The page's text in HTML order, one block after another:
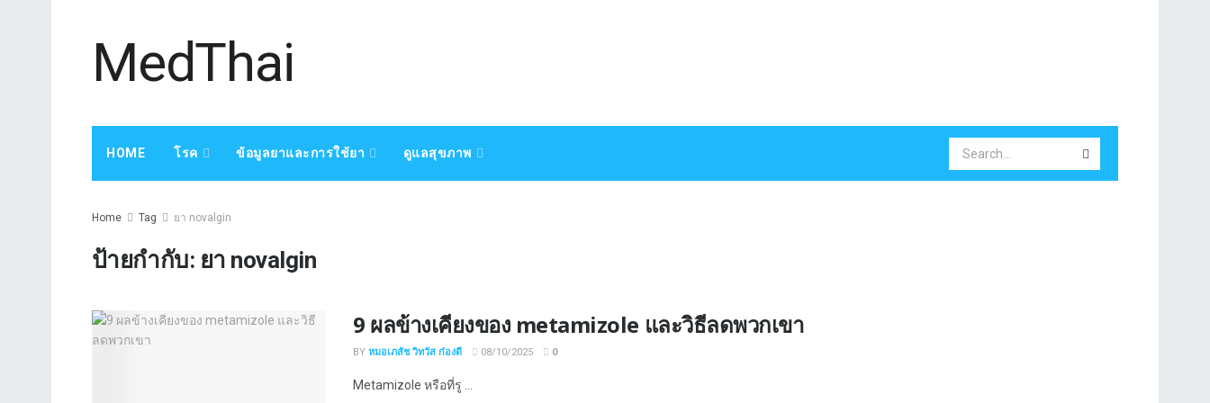
MedThai
HOME โรค ข้อมูลยาและการใช้ยา ดูแลสุขภาพ
Home Tag ยา novalgin
ป้ายกำกับ: ยา novalgin
9 ผลข้างเคียงของ metamizole และวิธีลดพวกเขา
BY หมอเภสัช วิทวัส ก๋องดี 08/10/2025 0
Metamizole หรือที่รู ...